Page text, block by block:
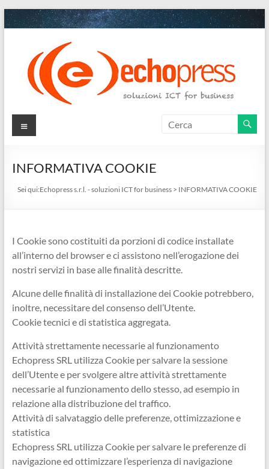
Salta
al
Echopress
–
soluzioni
for
business
per
passione
Menu
INFORMATIVA COOKIE
Sei qui:Echopress s.r.l. - soluzioni ICT for business > INFORMATIVA COOKIE
I Cookie sono costituiti da porzioni di codice installate
all’interno del browser e ci assistono nell’erogazione dei
nostri servizi in base alle finalità descritte.
Alcune delle finalità di installazione dei Cookie potrebbero,
inoltre, necessitare del consenso dell’Utente.
Cookie tecnici e di statistica aggregata.
Attività strettamente necessarie al funzionamento
Echopress SRL utilizza Cookie per salvare la sessione
dell’Utente e per svolgere altre attività strettamente
necessarie al funzionamento dello stesso, ad esempio in
relazione alla distribuzione del traffico.
Attività di salvataggio delle preferenze, ottimizzazione e
statistica
Echopress SRL utilizza Cookie per salvare le preferenze di
navigazione ed ottimizzare l’esperienza di navigazione